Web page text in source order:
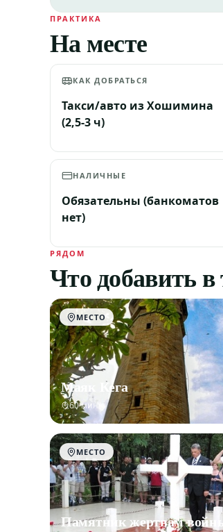
ПРАКТИКА
На месте
КАК ДОБРАТЬСЯ
Такси/авто из Хошимина
(2,5-3 ч)
НАЛИЧНЫЕ
Обязательны (банкоматов
нет)
РЯДОМ
Что добавить в
МЕСТО
Маяк Кега
60 мин
МЕСТО
Памятник жертвам